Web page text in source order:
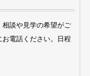
談や見学の希望がご
電話ください。日程